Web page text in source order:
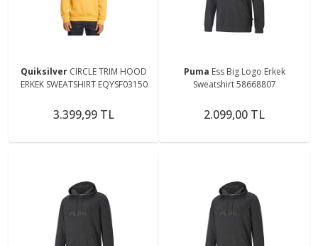
Quiksilver CIRCLE TRIM HOOD
ERKEK SWEATSHIRT EQYSF03150
3.399,99 TL
Puma Ess Big Logo Erkek
Sweatshirt 58668807
2.099,00 TL